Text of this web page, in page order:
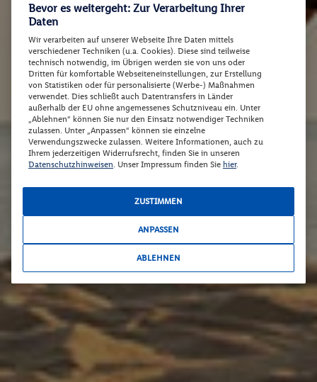
Bevor es weitergeht: Zur Verarbeitung Ihrer
Daten
Wir verarbeiten auf unserer Webseite Ihre Daten mittels
verschiedener Techniken (u.a. Cookies). Diese sind teilweise
technisch notwendig, im Übrigen werden sie von uns oder
Dritten für komfortable Webseiteneinstellungen, zur Erstellung
von Statistiken oder für personalisierte (Werbe-) Maßnahmen
verwendet. Dies schließt auch Datentransfers in Länder
außerhalb der EU ohne angemessenes Schutzniveau ein. Unter
„Ablehnen“ können Sie nur den Einsatz notwendiger Techniken
zulassen. Unter „Anpassen“ können sie einzelne
Verwendungszwecke zulassen. Weitere Informationen, auch zu
Ihrem jederzeitigen Widerrufsrecht, finden Sie in unseren
Datenschutzhinweisen . Unser Impressum finden Sie hier.
ZUSTIMMEN
ANPASSEN
ABLEHNEN